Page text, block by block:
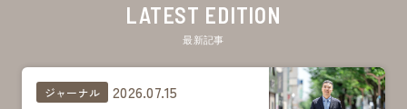
LATEST EDITION
最新記事
ジャーナル 2026.07.15